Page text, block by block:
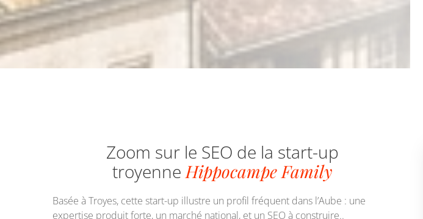
Zoom sur le SEO de la start-up
troyenneHippocampe Family
Basée à Troyes, cette start-up illustre un profil fréquent dans l’Aube : une
expertise produit forte, un marché national, et un SEO à construire..